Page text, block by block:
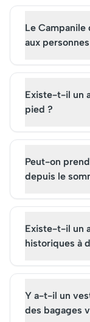
Le
aux
Existe-t-il un
pied ?
Peut-on
depuis le
Existe-t-il un
historiques à
Y a-t-il un
des bagages